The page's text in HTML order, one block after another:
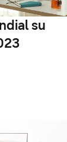
su